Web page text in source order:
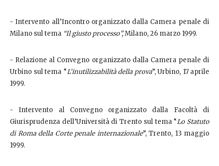
- Intervento all’Incontro organizzato dalla Camera penale di
Milano sul tema “Il giusto processo”,Milano, 26 marzo 1999.
- Relazione al Convegno organizzato dalla Camera penale di
Urbino sul tema “L’inutilizzabilità della prova”, Urbino, 17 aprile
1999.
- Intervento al Convegno organizzato dalla Facoltà di
Giurisprudenza dell’Università di Trento sul tema “Lo Statuto
di Roma della Corte penale internazionale”, Trento, 13 maggio
1999.